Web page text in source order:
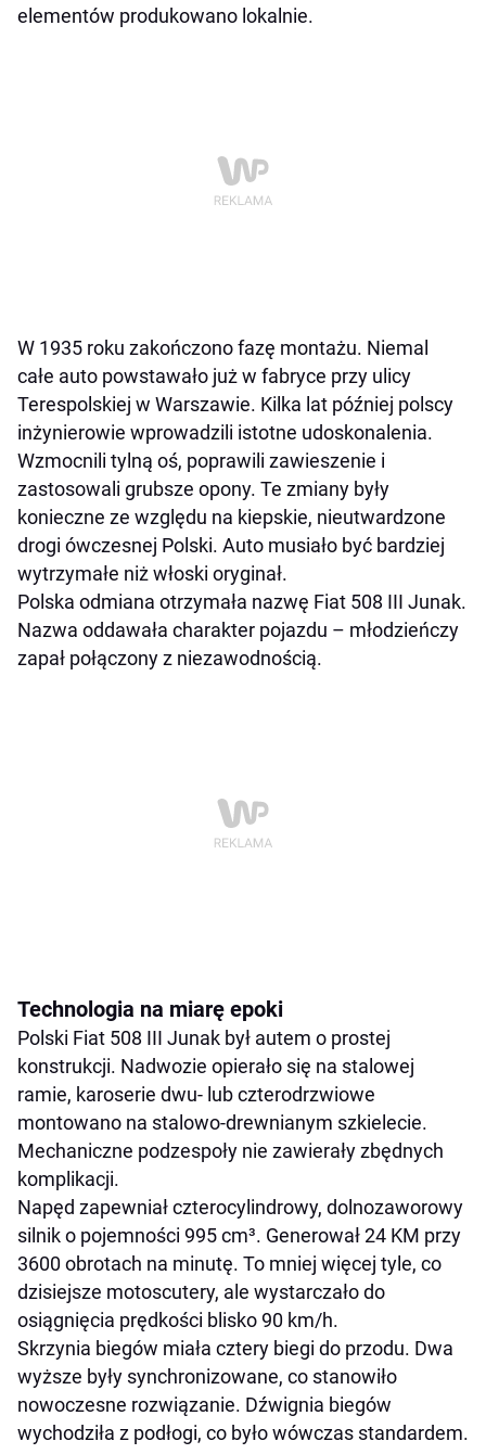
elementów produkowano lokalnie.
W 1935 roku zakończono fazę montażu. Niemal
całe auto powstawało już w fabryce przy ulicy
Terespolskiej w Warszawie. Kilka lat później polscy
inżynierowie wprowadzili istotne udoskonalenia.
Wzmocnili tylną oś, poprawili zawieszenie i
zastosowali grubsze opony. Te zmiany były
konieczne ze względu na kiepskie, nieutwardzone
drogi ówczesnej Polski. Auto musiało być bardziej
wytrzymałe niż włoski oryginał.
Polska odmiana otrzymała nazwę Fiat 508 III Junak.
Nazwa oddawała charakter pojazdu – młodzieńczy
zapał połączony z niezawodnością.
Technologia na miarę epoki
Polski Fiat 508 III Junak był autem o prostej
konstrukcji. Nadwozie opierało się na stalowej
ramie, karoserie dwu- lub czterodrzwiowe
montowano na stalowo-drewnianym szkielecie.
Mechaniczne podzespoły nie zawierały zbędnych
komplikacji.
Napęd zapewniał czterocylindrowy, dolnozaworowy
silnik o pojemności 995 cm³. Generował 24 KM przy
3600 obrotach na minutę. To mniej więcej tyle, co
dzisiejsze motoscutery, ale wystarczało do
osiągnięcia prędkości blisko 90 km/h.
Skrzynia biegów miała cztery biegi do przodu. Dwa
wyższe były synchronizowane, co stanowiło
nowoczesne rozwiązanie. Dźwignia biegów
wychodziła z podłogi, co było wówczas standardem.